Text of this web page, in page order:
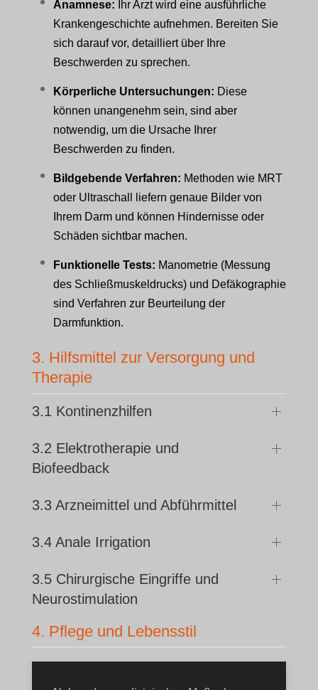
Anamnese: Ihr Arzt wird eine ausführliche
Krankengeschichte aufnehmen. Bereiten Sie
sich darauf vor, detailliert über Ihre
Beschwerden zu sprechen.
Körperliche Untersuchungen: Diese
können unangenehm sein, sind aber
notwendig, um die Ursache Ihrer
Beschwerden zu finden.
Bildgebende Verfahren: Methoden wie MRT
oder Ultraschall liefern genaue Bilder von
Ihrem Darm und können Hindernisse oder
Schäden sichtbar machen.
Funktionelle Tests: Manometrie (Messung
des Schließmuskeldrucks) und Defäkographie
sind Verfahren zur Beurteilung der
Darmfunktion.
3. Hilfsmittel zur Versorgung und
Therapie
3.1 Kontinenzhilfen
3.2 Elektrotherapie und
Biofeedback
3.3 Arzneimittel und Abführmittel
3.4 Anale Irrigation
3.5 Chirurgische Eingriffe und
Neurostimulation
4. Pflege und Lebensstil